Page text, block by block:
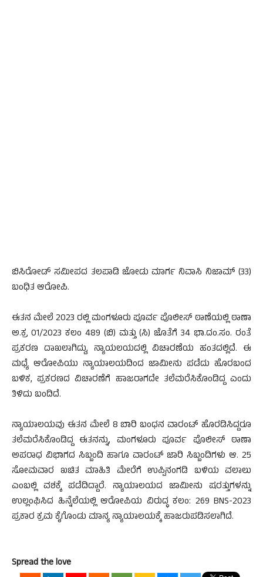
ಬಿಸಿರೋಡ್ ಸಮೀಪದ ತಲಪಾಡಿ ಜೋಡು ಮಾರ್ಗ ನಿವಾಸಿ ನಿಜಾಮ್ (33)
ಬಂಧಿತ ಆರೋಪಿ.
ಈತನ ಮೇಲೆ 2023 ರಲ್ಲಿ ಮಂಗಳೂರು ಪೂರ್ವ ಪೊಲೀಸ್ ಠಾಣೆಯಲ್ಲಿ ಠಾಣಾ
ಅ.ಕ್ರ 01/2023 ಕಲಂ 489 (ಬಿ) ಮತ್ತು (ಸಿ) ಜೊತೆಗೆ 34 ಭಾ.ದಂ.ಸಂ. ರಂತೆ
ಪ್ರಕರಣ ದಾಖಲಾಗಿದ್ದು, ನ್ಯಾಯಲಯದಲ್ಲಿ ವಿಚಾರಣೆಯ ಹಂತದಲ್ಲಿದೆ. ಈ
ಮಧ್ಯೆ ಆರೋಪಿಯು ನ್ಯಾಯಾಲಯದಿಂದ ಜಾಮೀನು ಪಡೆದು ಹೊರಬಂದ
ಬಳಿಕ, ಪ್ರಕರಣದ ವಿಚಾರಣೆಗೆ ಹಾಜರಾಗದೇ ತಲೆಮರೆಸಿಕೊಂಡಿದ್ದ ಎಂದು
ತಿಳಿದು ಬಂದಿದೆ.
ನ್ಯಾಯಾಲಯವು ಈತನ ಮೇಲೆ 8 ಬಾರಿ ಬಂಧನ ವಾರಂಟ್ ಹೊರಡಿಸಿದ್ದರೂ
ತಲೆಮರೆಸಿಕೊಂಡಿದ್ದ ಈತನನ್ನು, ಮಂಗಳೂರು ಪೂರ್ವ ಪೊಲೀಸ್ ಠಾಣಾ
ಅಪರಾಧ ವಿಭಾಗದ ಸಿಬ್ಬಂದಿ ಹಾಗೂ ವಾರಂಟ್ ಜಾರಿ ಸಿಬ್ಬಂದಿಗಳು ಆ. 25
ಸೋಮವಾರ ಖಚಿತ ಮಾಹಿತಿ ಮೇರೆಗೆ ಉಪ್ಪಿನಂಗಡಿ ಬಳಿಯ ವಲಾಲು
ಎಂಬಲ್ಲಿ ವಶಕ್ಕೆ ಪಡೆದಿದ್ದಾರೆ. ನ್ಯಾಯಾಲಯದ ಜಾಮೀನು ಷರತ್ತುಗಳನ್ನು
ಉಲ್ಲಂಘಿಸಿದ ಹಿನ್ನೆಲೆಯಲ್ಲಿ ಆರೋಪಿಯ ವಿರುದ್ಧ ಕಲಂ: 269 BNS-2023
ಪ್ರಕಾರ ಕ್ರಮ ಕೈಗೊಂಡು ಮಾನ್ಯ ನ್ಯಾಯಾಲಯಕ್ಕೆ ಹಾಜರುಪಡಿಸಲಾಗಿದೆ.
Spread the love